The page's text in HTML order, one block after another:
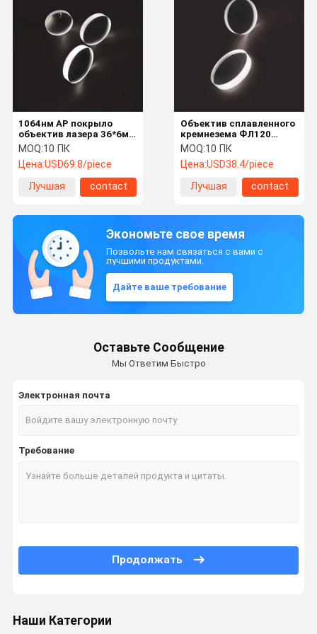
1064нм АР покрыло
объектив лазера 36*6мм
ФЛ120 Плано выпуклый
фокусируя
MOQ:10 ПК
Цена:USD69.8/piece
Лучшая
contact
Объектив сплавленного
кремнезема ФЛ120
ДЖГС1 38.1*9мм
составной фокусируя
MOQ:10 ПК
Цена:USD38.4/piece
Лучшая
contact
Экономьте свое время
Позвольте нам связаться с вами с
лучшими продуктами.
Дайте ваше требование
Оставьте Сообщение
Мы Ответим Быстро
Электронная почта
Требование
Продолжать
Наши Категории